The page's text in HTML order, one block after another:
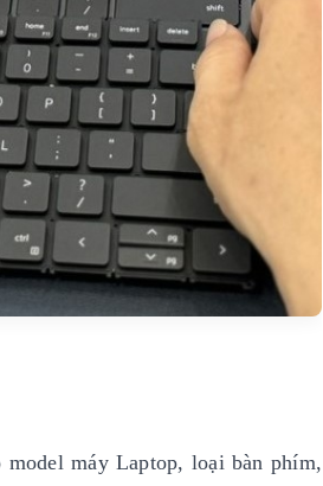
máy Laptop, loại bàn phím,